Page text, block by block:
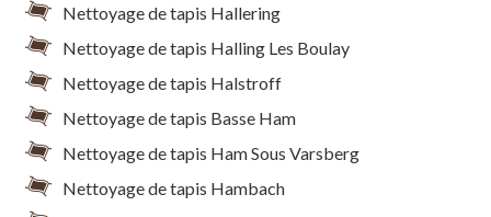
Nettoyage de tapis Hallering
Nettoyage de tapis Halling Les Boulay
Nettoyage de tapis Halstroff
Nettoyage de tapis Basse Ham
Nettoyage de tapis Ham Sous Varsberg
Nettoyage de tapis Hambach